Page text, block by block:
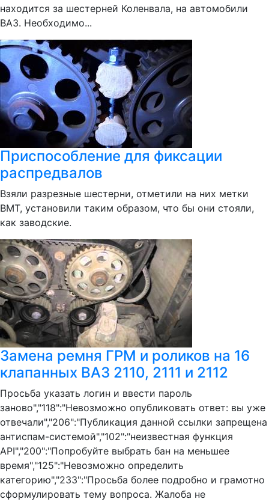
находится за шестерней Коленвала, на автомобили
ВАЗ. Необходимо...
Приспособление для фиксации
распредвалов
Взяли разрезные шестерни, отметили на них метки
ВМТ, установили таким образом, что бы они стояли,
как заводские.
Замена ремня ГРМ и роликов на 16
клапанных ВАЗ 2110, 2111 и 2112
Просьба указать логин и ввести пароль
заново","118":"Невозможно опубликовать ответ: вы уже
отвечали","206":"Публикация данной ссылки запрещена
антиспам-системой","102":"неизвестная функция
API","200":"Попробуйте выбрать бан на меньшее
время","125":"Невозможно определить
категорию","233":"Просьба более подробно и грамотно
сформулировать тему вопроса. Жалоба не